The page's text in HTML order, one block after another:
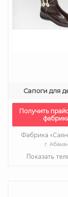
Сапоги для
Получить
Фабрика
г.
Показать